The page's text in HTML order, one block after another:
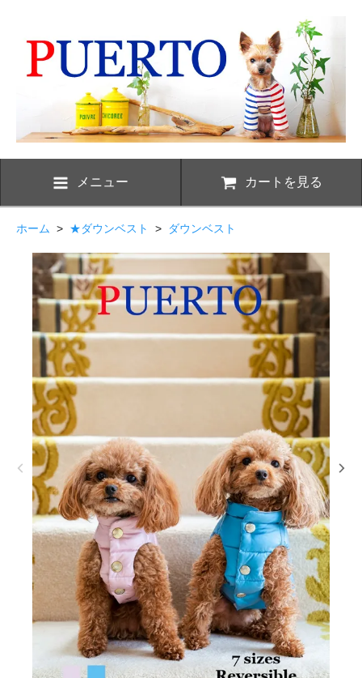
メニュー カートを見る
ホーム > ★ダウンベスト > ダウンベスト